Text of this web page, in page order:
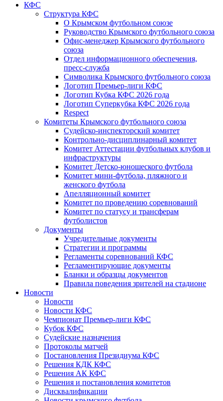
КФС
Структура КФС
О Крымском футбольном союзе
Руководство Крымского футбольного союза
Офис-менеджер Крымского футбольного
союза
Отдел информационного обеспечения,
пресс-служба
Символика Крымского футбольного союза
Логотип Премьер-лиги КФС
Логотип Кубка КФС 2026 года
Логотип Суперкубка КФС 2026 года
Respect
Комитеты Крымского футбольного союза
Судейско-инспекторский комитет
Контрольно-дисциплинарный комитет
Комитет Аттестации футбольных клубов и
инфраструктуры
Комитет Детско-юношеского футбола
Комитет мини-футбола, пляжного и
женского футбола
Апелляционный комитет
Комитет по проведению соревнований
Комитет по статусу и трансферам
футболистов
Документы
Учредительные документы
Стратегии и программы
Регламенты соревнований КФС
Регламентирующие документы
Бланки и образцы документов
Правила поведения зрителей на стадионе
Новости
Новости
Новости КФС
Чемпионат Премьер-лиги КФС
Кубок КФС
Судейские назначения
Протоколы матчей
Постановления Президиума КФС
Решения КДК КФС
Решения АК КФС
Решения и постановления комитетов
Дисквалификации